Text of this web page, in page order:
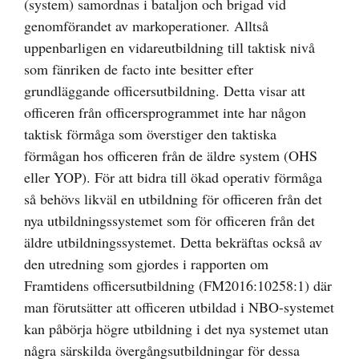
(system) samordnas i bataljon och brigad vid
genomförandet av markoperationer. Alltså
uppenbarligen en vidareutbildning till taktisk nivå
som fänriken de facto inte besitter efter
grundläggande officersutbildning. Detta visar att
officeren från officersprogrammet inte har någon
taktisk förmåga som överstiger den taktiska
förmågan hos officeren från de äldre system (OHS
eller YOP). För att bidra till ökad operativ förmåga
så behövs likväl en utbildning för officeren från det
nya utbildningssystemet som för officeren från det
äldre utbildningssystemet. Detta bekräftas också av
den utredning som gjordes i rapporten om
Framtidens officersutbildning (FM2016:10258:1) där
man förutsätter att officeren utbildad i NBO-systemet
kan påbörja högre utbildning i det nya systemet utan
några särskilda övergångsutbildningar för dessa